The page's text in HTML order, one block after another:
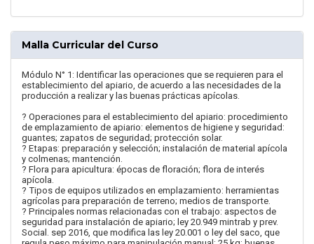
Malla Curricular del Curso
Módulo N° 1: Identificar las operaciones que se requieren para el
establecimiento del apiario, de acuerdo a las necesidades de la
producción a realizar y las buenas prácticas apícolas.
? Operaciones para el establecimiento del apiario: procedimiento
de emplazamiento de apiario: elementos de higiene y seguridad:
guantes; zapatos de seguridad; protección solar.
? Etapas: preparación y selección; instalación de material apícola
y colmenas; mantención.
? Flora para apicultura: épocas de floración; flora de interés
apícola.
? Tipos de equipos utilizados en emplazamiento: herramientas
agrícolas para preparación de terreno; medios de transporte.
? Principales normas relacionadas con el trabajo: aspectos de
seguridad para instalación de apiario; ley 20.949 mintrab y prev.
Social. sep 2016, que modifica las ley 20.001 o ley del saco, que